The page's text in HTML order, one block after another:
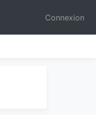
Connexion